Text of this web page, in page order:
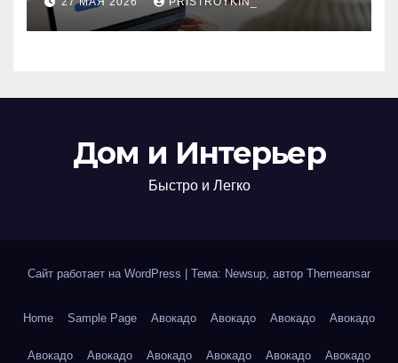
железнодорожных
билетов
Дом и Интерьер
Быстро и Легко
Сайт работает на WordPress | Тема: Newsup, автор Themeansar
Home Sample Page Авокадо Авокадо Авокадо Авокадо
Авокадо Авокадо Авокадо Авокадо Авокадо Авокадо